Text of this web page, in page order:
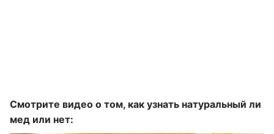
Смотрите видео о том, как узнать натуральный ли
мед или нет: